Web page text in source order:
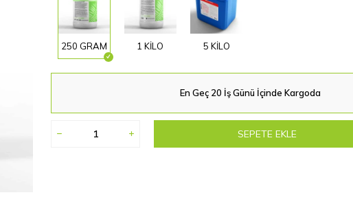
250 GRAM 1 KİLO 5 KİLO
En Geç 20 İş Günü İçinde Kargoda
SEPETE EKLE